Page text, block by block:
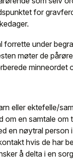
for
forrette under
møter de
minneordet
eller ektefelle/
om en samtale
en nøytral person
hvis de har
å delta i en